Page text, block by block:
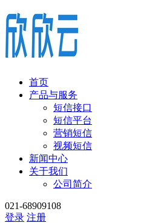
首页
产品与服务
短信接口
短信平台
营销短信
视频短信
新闻中心
关于我们
公司简介
021-68909108
登录 注册